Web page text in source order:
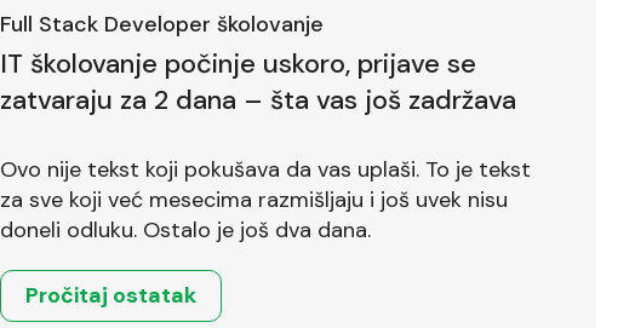
Full Stack Developer školovanje
IT školovanje počinje uskoro, prijave se
zatvaraju za 2 dana – šta vas još zadržava
Ovo nije tekst koji pokušava da vas uplaši. To je tekst
za sve koji već mesecima razmišljaju i još uvek nisu
doneli odluku. Ostalo je još dva dana.
Pročitaj ostatak